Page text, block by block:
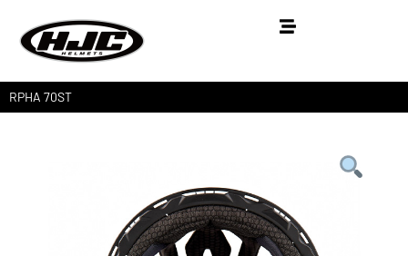
RPHA 70ST